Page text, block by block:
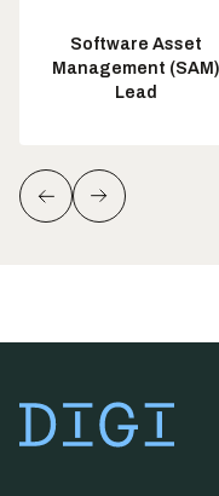
Software Asset
Management (SAM)
Lead